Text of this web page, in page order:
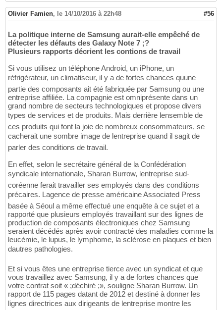
Olivier Famien, le 14/10/2016 à 22h48 #56
La politique interne de Samsung aurait-elle empêché de
détecter les défauts des Galaxy Note 7 ;?
Plusieurs rapports décrient les contions de travail
Si vous utilisez un téléphone Android, un iPhone, un
réfrigérateur, un climatiseur, il y a de fortes chances quune
partie des composants ait été fabriquée par Samsung ou une
entreprise affiliée. La compagnie est omniprésente dans un
grand nombre de secteurs technologiques et propose divers
types de services et de produits. Mais derrière lensemble de
ces produits qui font la joie de nombreux consommateurs, se
cacherait une sombre image de lentreprise quand il sagit de
parler des conditions de travail.
En effet, selon le secrétaire général de la Confédération
syndicale internationale, Sharan Burrow, lentreprise sud-
coréenne ferait travailler ses employés dans des conditions
précaires. Lagence de presse américaine Associated Press
basée à Séoul a même effectué une enquête à ce sujet et a
rapporté que plusieurs employés travaillant sur des lignes de
production de composants électroniques chez Samsung
seraient décédés après avoir contracté des maladies comme la
leucémie, le lupus, le lymphome, la sclérose en plaques et bien
dautres pathologies.
Et si vous êtes une entreprise tierce avec un syndicat et que
vous travaillez avec Samsung, il y a de fortes chances que
votre contrat soit « ;déchiré ;», souligne Sharan Burrow. Un
rapport de 115 pages datant de 2012 et destiné à donner les
lignes directrices aux dirigeants de lentreprise montre les